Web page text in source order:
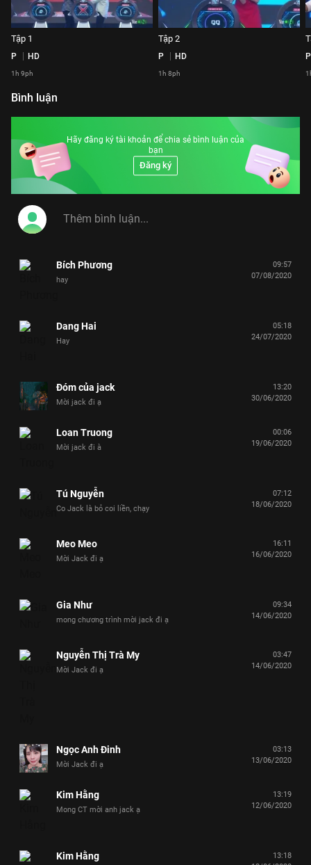
Tập 1
P HD
1h 9ph
Tập 2
P HD
1h 8ph
P
Bình luận
Hãy đăng ký tài khoản để chia sẻ bình luận của
bạn
Đăng ký
Bích Phương
hay
09:57
07/08/2020
Dang Hai
Hay
05:18
24/07/2020
Đóm của jack
Mời jack đi ạ
13:20
30/06/2020
Loan Truong
Mời jack đi à
00:06
19/06/2020
Tú Nguyễn
Co Jack là bỏ coi liền, chạy
07:12
18/06/2020
Meo Meo
Mời Jack đi ạ
16:11
16/06/2020
Gia Như
mong chương trình mời jack đi ạ
09:34
14/06/2020
Nguyễn Thị Trà My
Mời Jack đi ạ
03:47
14/06/2020
Ngọc Anh Đinh
Mời Jack đi ạ
03:13
13/06/2020
Kim Hằng
Mong CT mời anh jack ạ
13:19
12/06/2020
Kim Hằng
13:18